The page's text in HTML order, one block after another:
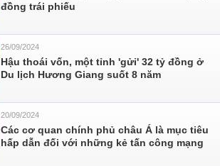
đồng trái phiếu
26/09/2024
Hậu thoái vốn, một tỉnh 'gửi' 32 tỷ đồng ở
Du lịch Hương Giang suốt 8 năm
20/09/2024
Các cơ quan chính phủ châu Á là mục tiêu
hấp dẫn đối với những kẻ tấn công mạng